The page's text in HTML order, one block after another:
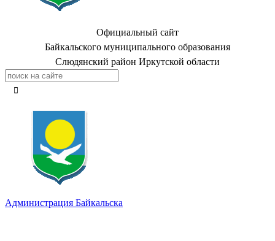
Официальный сайт
Байкальского муниципального образования
Слюдянский район Иркутской области
Администрация Байкальска